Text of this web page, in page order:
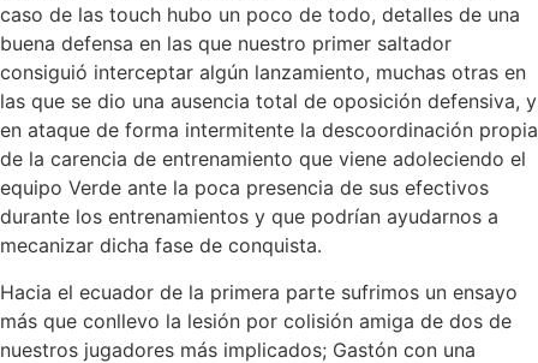
caso de las touch hubo un poco de todo, detalles de una
buena defensa en las que nuestro primer saltador
consiguió interceptar algún lanzamiento, muchas otras en
las que se dio una ausencia total de oposición defensiva, y
en ataque de forma intermitente la descoordinación propia
de la carencia de entrenamiento que viene adoleciendo el
equipo Verde ante la poca presencia de sus efectivos
durante los entrenamientos y que podrían ayudarnos a
mecanizar dicha fase de conquista.
Hacia el ecuador de la primera parte sufrimos un ensayo
más que conllevo la lesión por colisión amiga de dos de
nuestros jugadores más implicados; Gastón con una